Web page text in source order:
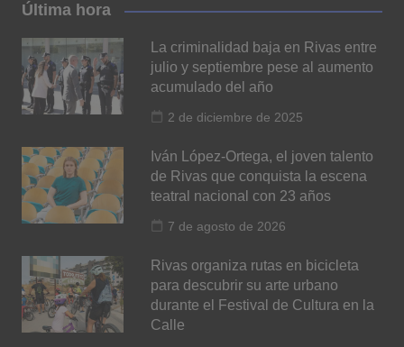
Última hora
La criminalidad baja en Rivas entre
julio y septiembre pese al aumento
acumulado del año
2 de diciembre de 2025
Iván López-Ortega, el joven talento
de Rivas que conquista la escena
teatral nacional con 23 años
7 de agosto de 2026
Rivas organiza rutas en bicicleta
para descubrir su arte urbano
durante el Festival de Cultura en la
Calle